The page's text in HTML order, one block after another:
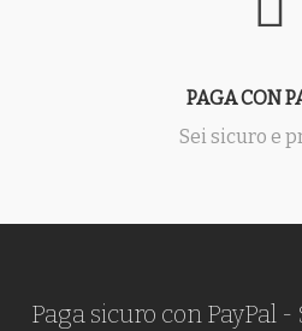
PAGA CON
Sei sicuro e
Paga sicuro con PayPal